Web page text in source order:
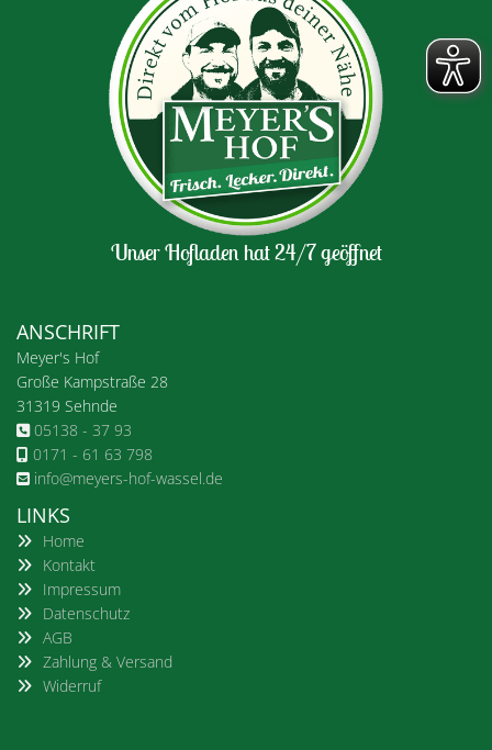
Unser Hofladen hat 24/7 geöffnet
ANSCHRIFT
Meyer's Hof
Große Kampstraße 28
31319 Sehnde
 05138 - 37 93
 0171 - 61 63 798
 info@meyers-hof-wassel.de
LINKS
Home
Kontakt
Impressum
Datenschutz
AGB
Zahlung & Versand
Widerruf